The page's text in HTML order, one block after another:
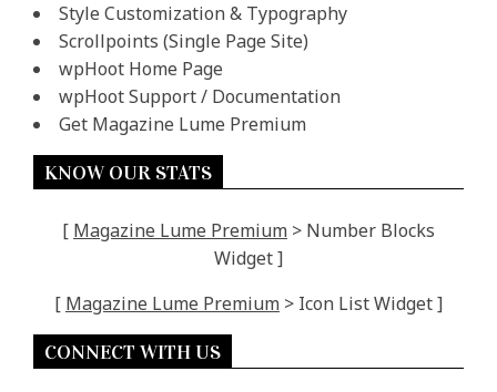
Style Customization & Typography
Scrollpoints (Single Page Site)
wpHoot Home Page
wpHoot Support / Documentation
Get Magazine Lume Premium
KNOW OUR STATS
[ Magazine Lume Premium > Number Blocks
Widget ]
[ Magazine Lume Premium > Icon List Widget ]
CONNECT WITH US